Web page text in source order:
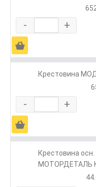
- +
Ä
Крестовина
- +
Ä
Крестовина
МОТОРДЕТАЛЬ